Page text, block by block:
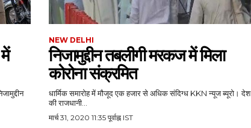
NEW DELHI
निजामुद्दीन तबलीगी मरकज में मिला
कोरोना संक्रमित
धार्मिक समारोह में मौजूद एक हजार से अधिक संदिग्ध KKN न्यूज ब्यूरो। देश
की राजधानी...
मार्च 31, 2020 11:35 पूर्वाह्न IST